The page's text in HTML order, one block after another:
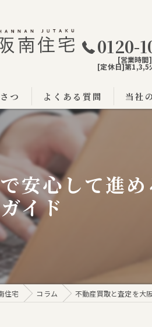
0120-
[営業時
[定休日]第1,3,5
つ よくある質問 当社
泉南
安心して進
イド
住宅 コラム 不動産買取と査定を大